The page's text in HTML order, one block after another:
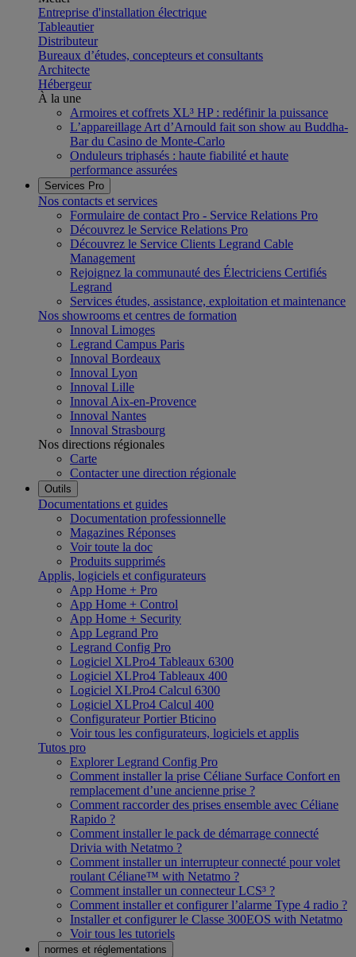
Entreprise d'installation électrique
Tableautier
Distributeur
Bureaux d’études, concepteurs et consultants
Architecte
Hébergeur
À la une
Armoires et coffrets XL³ HP : redéfinir la puissance
L’appareillage Art d’Arnould fait son show au Buddha-
Bar du Casino de Monte-Carlo
Onduleurs triphasés : haute fiabilité et haute
performance assurées
Services Pro
Nos contacts et services
Formulaire de contact Pro - Service Relations Pro
Découvrez le Service Relations Pro
Découvrez le Service Clients Legrand Cable
Management
Rejoignez la communauté des Électriciens Certifiés
Legrand
Services études, assistance, exploitation et maintenance
Nos showrooms et centres de formation
Innoval Limoges
Legrand Campus Paris
Innoval Bordeaux
Innoval Lyon
Innoval Lille
Innoval Aix-en-Provence
Innoval Nantes
Innoval Strasbourg
Nos directions régionales
Carte
Contacter une direction régionale
Outils
Documentations et guides
Documentation professionnelle
Magazines Réponses
Voir toute la doc
Produits supprimés
Applis, logiciels et configurateurs
App Home + Pro
App Home + Control
App Home + Security
App Legrand Pro
Legrand Config Pro
Logiciel XLPro4 Tableaux 6300
Logiciel XLPro4 Tableaux 400
Logiciel XLPro4 Calcul 6300
Logiciel XLPro4 Calcul 400
Configurateur Portier Bticino
Voir tous les configurateurs, logiciels et applis
Tutos pro
Explorer Legrand Config Pro
Comment installer la prise Céliane Surface Confort en
remplacement d’une ancienne prise ?
Comment raccorder des prises ensemble avec Céliane
Rapido ?
Comment installer le pack de démarrage connecté
Drivia with Netatmo ?
Comment installer un interrupteur connecté pour volet
roulant Céliane™ with Netatmo ?
Comment installer un connecteur LCS³ ?
Comment installer et configurer l’alarme Type 4 radio ?
Installer et configurer le Classe 300EOS with Netatmo
Voir tous les tutoriels
normes et réglementations